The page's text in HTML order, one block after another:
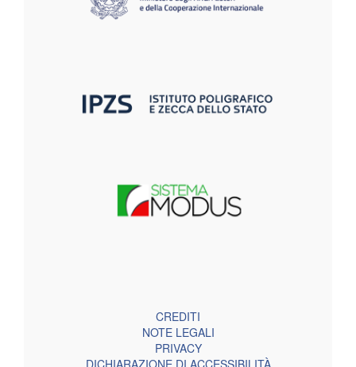
CREDITI
NOTE LEGALI
PRIVACY
DICHIARAZIONE DI ACCESSIBILITÀ